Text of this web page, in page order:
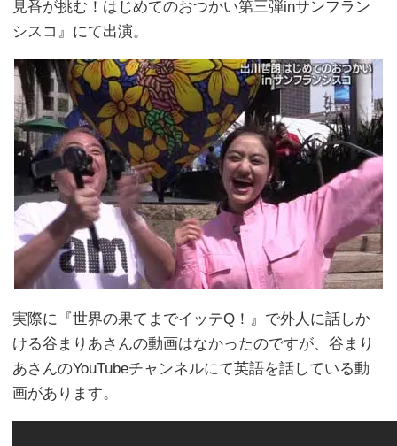
見番が挑む！はじめてのおつかい第三弾inサンフラン
シスコ』にて出演。
実際に『世界の果てまでイッテQ！』で外人に話しか
ける谷まりあさんの動画はなかったのですが、谷まり
あさんのYouTubeチャンネルにて英語を話している動
画があります。